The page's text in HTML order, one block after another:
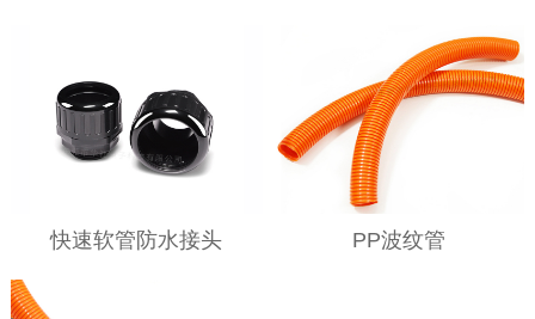
快速软管防水接头 PP波纹管